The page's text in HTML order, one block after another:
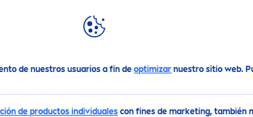
de nuestros usuarios a fin deoptimizar nuestro sitio web.
de productos individualescon fines de marketing, también
DESTACADOS